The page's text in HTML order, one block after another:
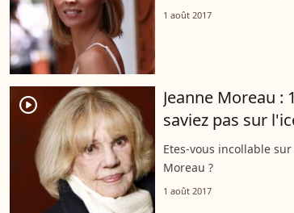
1 août 2017
player2
Jeanne Moreau :
saviez pas sur
Etes-vous incollable
Moreau ?
1 août 2017